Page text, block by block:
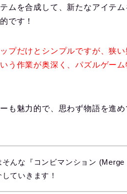
ムを合成して、新たなアイテ
です！
プだけとシンプルですが、狭
う作業が奥深く、パズルゲー
も魅力的で、思わず物語を進
そんな『コンビマンション
していきます！